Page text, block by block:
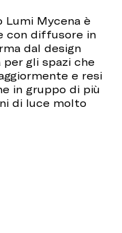
Lumi Mycena è
con diffusore in
dal design
gli spazi che
e resi
in gruppo di più
di luce molto